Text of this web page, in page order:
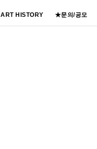
ART HISTORY ★문의/공모